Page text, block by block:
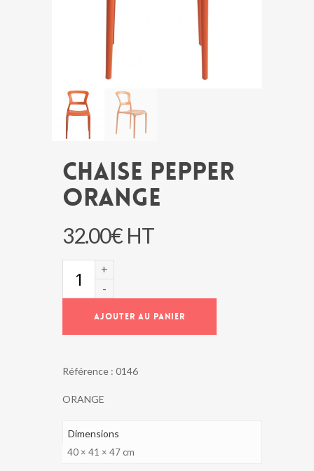
CHAISE PEPPER
ORANGE
32.00€ HT
ORANGEAJOUTER AU PANIER
Référence : 0146
ORANGE
Dimensions
40 × 41 × 47 cm